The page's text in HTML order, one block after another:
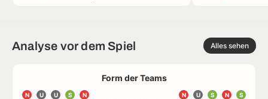
Analyse vor dem Spiel Alles sehen
Form der Teams
N U U S N S
N
S
U
N